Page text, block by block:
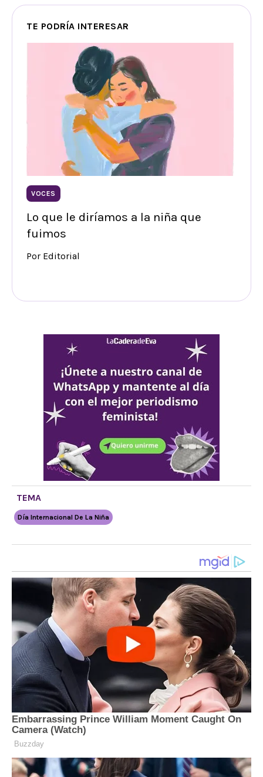
TE PODRÍA INTERESAR
VOCES
Lo que le diríamos a la niña que
fuimos
Por Editorial
TEMA
Día Internacional De La Niña